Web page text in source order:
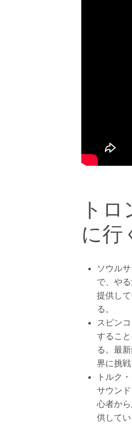
ト
に行
ソウル
で、や
提供し
る。
スピン
するこ
る。最
界に挑戦
トルク
サウン
心者か
供してい